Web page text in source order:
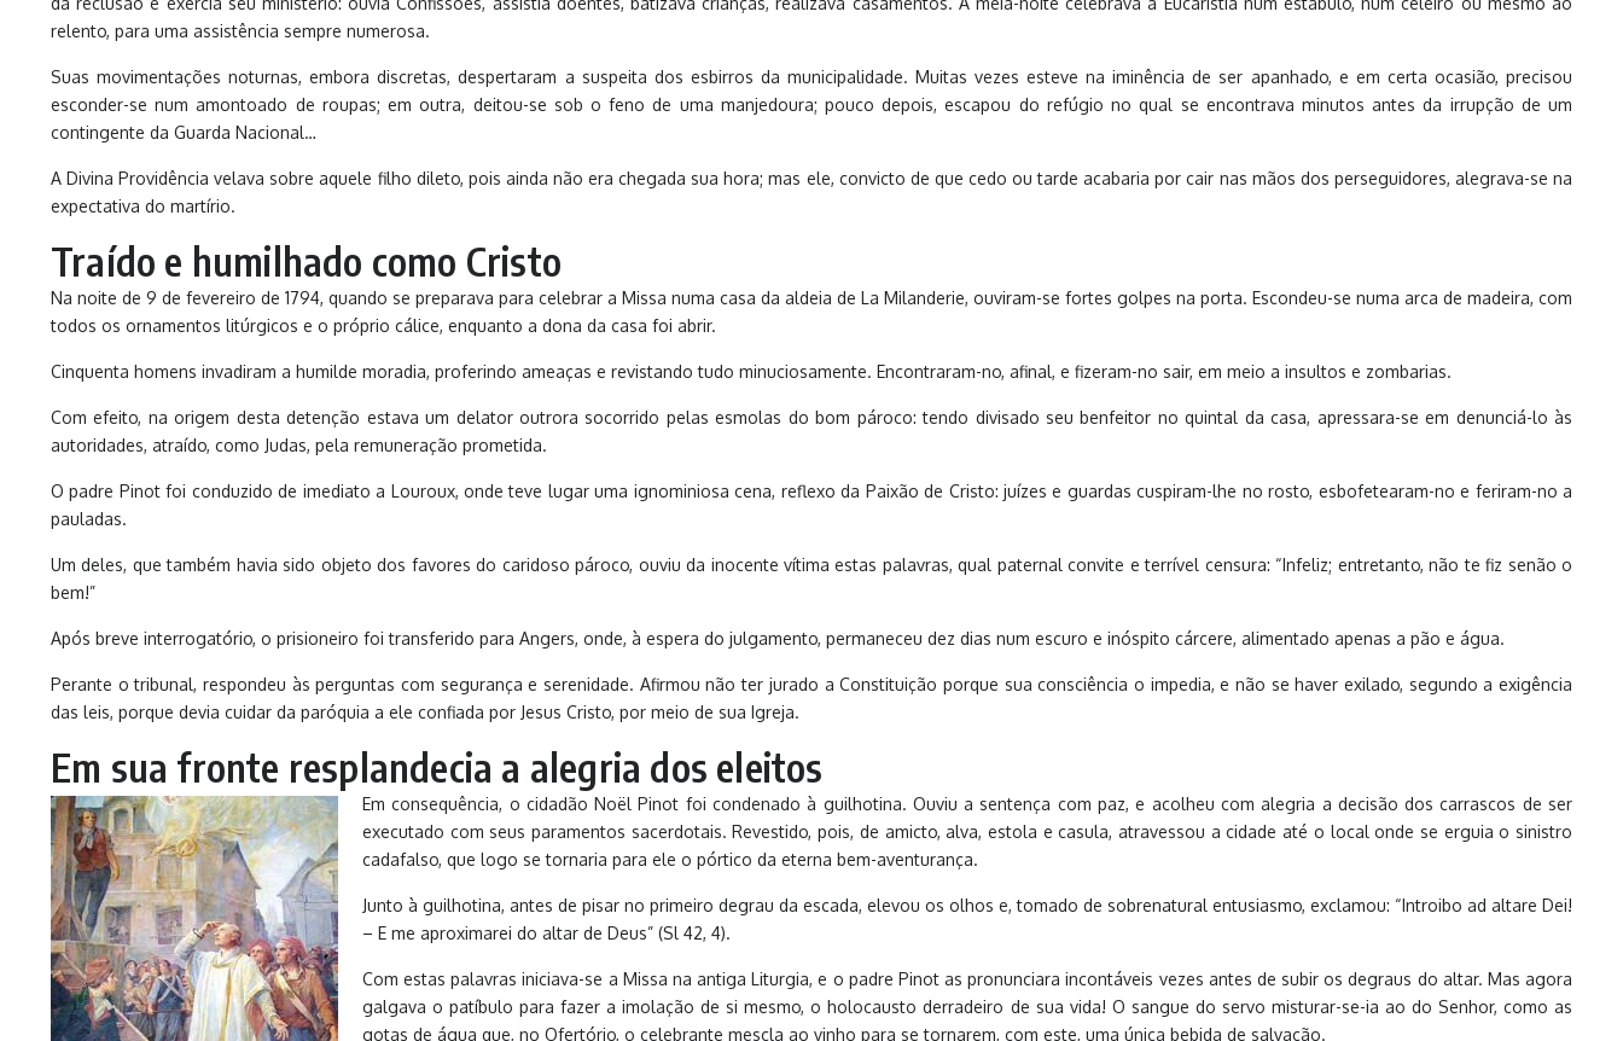
relento, para uma assistência sempre numerosa.
Suas movimentações noturnas, embora discretas, despertaram a suspeita dos esbirros da municipalidade. Muitas vezes esteve na iminência de ser apanhado, e em certa ocasião, precisou
esconder-se num amontoado de roupas; em outra, deitou-se sob o feno de uma manjedoura; pouco depois, escapou do refúgio no qual se encontrava minutos antes da irrupção de um
contingente da Guarda Nacional…
A Divina Providência velava sobre aquele filho dileto, pois ainda não era chegada sua hora; mas ele, convicto de que cedo ou tarde acabaria por cair nas mãos dos perseguidores, alegrava-se na
expectativa do martírio.
Traído e humilhado como Cristo
Na noite de 9 de fevereiro de 1794, quando se preparava para celebrar a Missa numa casa da aldeia de La Milanderie, ouviram-se fortes golpes na porta. Escondeu-se numa arca de madeira, com
todos os ornamentos litúrgicos e o próprio cálice, enquanto a dona da casa foi abrir.
Cinquenta homens invadiram a humilde moradia, proferindo ameaças e revistando tudo minuciosamente. Encontraram-no, afinal, e fizeram-no sair, em meio a insultos e zombarias.
Com efeito, na origem desta detenção estava um delator outrora socorrido pelas esmolas do bom pároco: tendo divisado seu benfeitor no quintal da casa, apressara-se em denunciá-lo às
autoridades, atraído, como Judas, pela remuneração prometida.
O padre Pinot foi conduzido de imediato a Louroux, onde teve lugar uma ignominiosa cena, reflexo da Paixão de Cristo: juízes e guardas cuspiram-lhe no rosto, esbofetearam-no e feriram-no a
pauladas.
Um deles, que também havia sido objeto dos favores do caridoso pároco, ouviu da inocente vítima estas palavras, qual paternal convite e terrível censura: “Infeliz; entretanto, não te fiz senão o
bem!”
Após breve interrogatório, o prisioneiro foi transferido para Angers, onde, à espera do julgamento, permaneceu dez dias num escuro e inóspito cárcere, alimentado apenas a pão e água.
Perante o tribunal, respondeu às perguntas com segurança e serenidade. Afirmou não ter jurado a Constituição porque sua consciência o impedia, e não se haver exilado, segundo a exigência
das leis, porque devia cuidar da paróquia a ele confiada por Jesus Cristo, por meio de sua Igreja.
Em sua fronte resplandecia a alegria dos eleitos
Em consequência, o cidadão Noël Pinot foi condenado à guilhotina. Ouviu a sentença com paz, e acolheu com alegria a decisão dos carrascos de ser
executado com seus paramentos sacerdotais. Revestido, pois, de amicto, alva, estola e casula, atravessou a cidade até o local onde se erguia o sinistro
cadafalso, que logo se tornaria para ele o pórtico da eterna bem-aventurança.
Junto à guilhotina, antes de pisar no primeiro degrau da escada, elevou os olhos e, tomado de sobrenatural entusiasmo, exclamou: “Introibo ad altare Dei!
– E me aproximarei do altar de Deus” (Sl 42, 4).
Com estas palavras iniciava-se a Missa na antiga Liturgia, e o padre Pinot as pronunciara incontáveis vezes antes de subir os degraus do altar. Mas agora
galgava o patíbulo para fazer a imolação de si mesmo, o holocausto derradeiro de sua vida! O sangue do servo misturar-se-ia ao do Senhor, como as
gotas de água que, no Ofertório, o celebrante mescla ao vinho para se tornarem, com este, uma única bebida de salvação.